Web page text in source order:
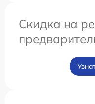
Скидка на